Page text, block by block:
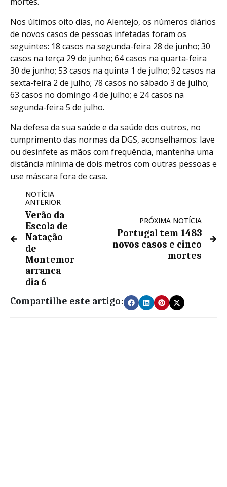
Nos últimos oito dias, no Alentejo, os números diários
de novos casos de pessoas infetadas foram os
seguintes: 18 casos na segunda-feira 28 de junho; 30
casos na terça 29 de junho; 64 casos na quarta-feira
30 de junho; 53 casos na quinta 1 de julho; 92 casos na
sexta-feira 2 de julho; 78 casos no sábado 3 de julho;
63 casos no domingo 4 de julho; e 24 casos na
segunda-feira 5 de julho.
Na defesa da sua saúde e da saúde dos outros, no
cumprimento das normas da DGS, aconselhamos: lave
ou desinfete as mãos com frequência, mantenha uma
distância mínima de dois metros com outras pessoas e
use máscara fora de casa.
NOTÍCIA
ANTERIOR
Verão da
Escola de
Natação
de
Montemor
arranca
dia 6
PRÓXIMA NOTÍCIA
Portugal tem 1483
novos casos e cinco
mortes
Compartilhe este artigo: